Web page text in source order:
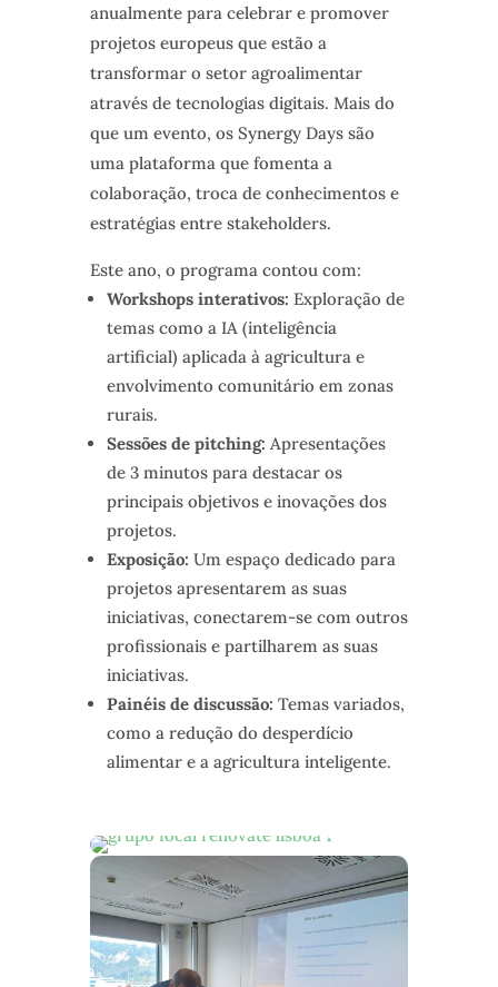
anualmente para celebrar e promover
projetos europeus que estão a
transformar o setor agroalimentar
através de tecnologias digitais. Mais do
que um evento, os Synergy Days são
uma plataforma que fomenta a
colaboração, troca de conhecimentos e
estratégias entre stakeholders.
Este ano, o programa contou com:
Workshops interativos: Exploração de
temas como a IA (inteligência
artificial) aplicada à agricultura e
envolvimento comunitário em zonas
rurais.
Sessões de pitching: Apresentações
de 3 minutos para destacar os
principais objetivos e inovações dos
projetos.
Exposição: Um espaço dedicado para
projetos apresentarem as suas
iniciativas, conectarem-se com outros
profissionais e partilharem as suas
iniciativas.
Painéis de discussão: Temas variados,
como a redução do desperdício
alimentar e a agricultura inteligente.